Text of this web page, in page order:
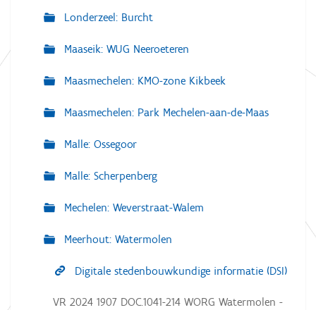
Londerzeel: Burcht
Maaseik: WUG Neeroeteren
Maasmechelen: KMO-zone Kikbeek
Maasmechelen: Park Mechelen-aan-de-Maas
Malle: Ossegoor
Malle: Scherpenberg
Mechelen: Weverstraat-Walem
Meerhout: Watermolen
Digitale stedenbouwkundige informatie (DSI)
VR 2024 1907 DOC.1041-214 WORG Watermolen -